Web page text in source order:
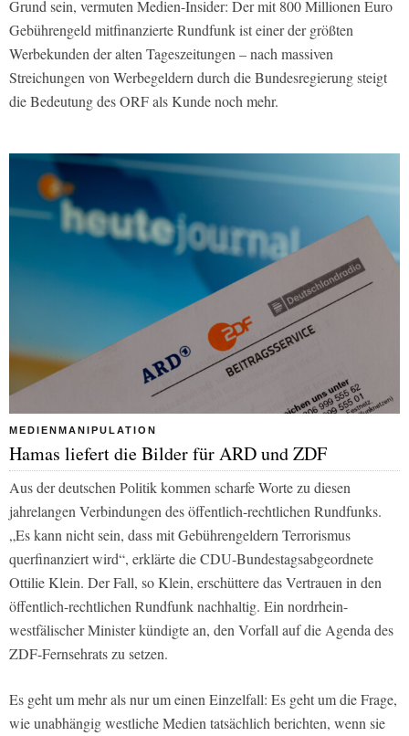
Grund sein, vermuten Medien-Insider: Der mit 800 Millionen Euro
Gebührengeld mitfinanzierte Rundfunk ist einer der größten
Werbekunden der alten Tageszeitungen – nach massiven
Streichungen von Werbegeldern durch die Bundesregierung steigt
die Bedeutung des ORF als Kunde noch mehr.
MEDIENMANIPULATION
Hamas liefert die Bilder für ARD und ZDF
Aus der deutschen Politik kommen scharfe Worte zu diesen
jahrelangen Verbindungen des öffentlich-rechtlichen Rundfunks.
„Es kann nicht sein, dass mit Gebührengeldern Terrorismus
querfinanziert wird“, erklärte die CDU-Bundestagsabgeordnete
Ottilie Klein. Der Fall, so Klein, erschüttere das Vertrauen in den
öffentlich-rechtlichen Rundfunk nachhaltig. Ein nordrhein-
westfälischer Minister kündigte an, den Vorfall auf die Agenda des
ZDF-Fernsehrats zu setzen.
Es geht um mehr als nur um einen Einzelfall: Es geht um die Frage,
wie unabhängig westliche Medien tatsächlich berichten, wenn sie